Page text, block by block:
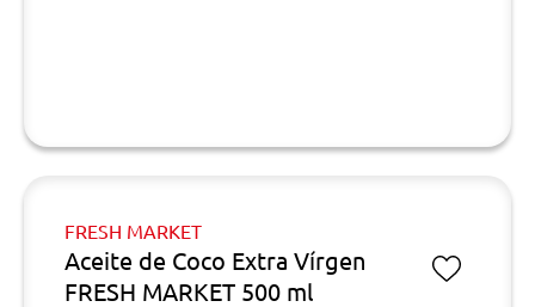
FRESH MARKET
Aceite de Coco Extra Vírgen
FRESH MARKET 500 ml